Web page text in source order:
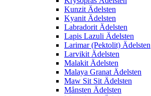
Kunzit Ädelsten
Kyanit Ädelsten
Labradorit Ädelsten
Lapis Lazuli Ädelsten
Larimar (Pektolit) Ädelsten
Larvikit Ädelsten
Malakit Ädelsten
Malaya Granat Ädelsten
Maw Sit Sit Ädelsten
Månsten Ädelsten